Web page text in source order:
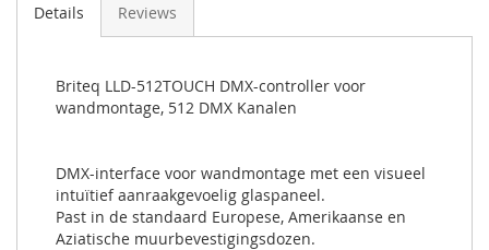
Details Reviews
Briteq LLD-512TOUCH DMX-controller voor
wandmontage, 512 DMX Kanalen
DMX-interface voor wandmontage met een visueel
intuïtief aanraakgevoelig glaspaneel.
Past in de standaard Europese, Amerikaanse en
Aziatische muurbevestigingsdozen.